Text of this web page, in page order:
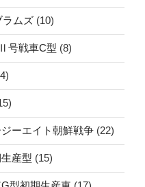
ムズ (10)
戦車C型 (8)
ーエイト朝鮮戦争 (22)
産型 (15)